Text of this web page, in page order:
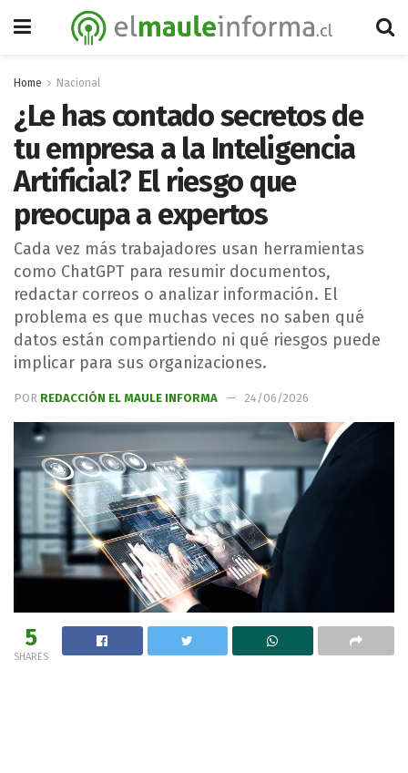
Home Nacional
¿Le has contado secretos de
tu empresa a la Inteligencia
Artificial? El riesgo que
preocupa a expertos
Cada vez más trabajadores usan herramientas
como ChatGPT para resumir documentos,
redactar correos o analizar información. El
problema es que muchas veces no saben qué
datos están compartiendo ni qué riesgos puede
implicar para sus organizaciones.
POR REDACCIÓN EL MAULE INFORMA 24/06/2026
5
SHARES